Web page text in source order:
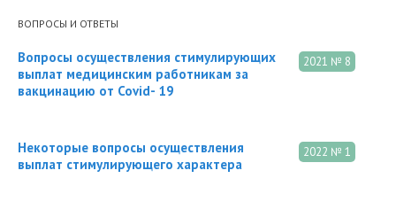
ВОПРОСЫ И ОТВЕТЫ
2021 № 8
Вопросы осуществления стимулирующих
выплат медицинским работникам за
вакцинацию от Covid- 19
2022 № 1
Некоторые вопросы осуществления
выплат стимулирующего характера